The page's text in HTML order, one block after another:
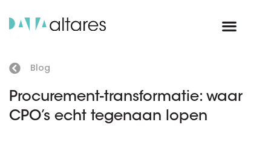
Blog
Procurement-transformatie: waar
CPO’s echt tegenaan lopen